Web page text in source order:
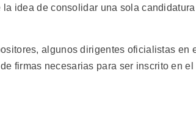
idea de consolidar una sola candidatura
algunos dirigentes oficialistas en
firmas necesarias para ser inscrito en el